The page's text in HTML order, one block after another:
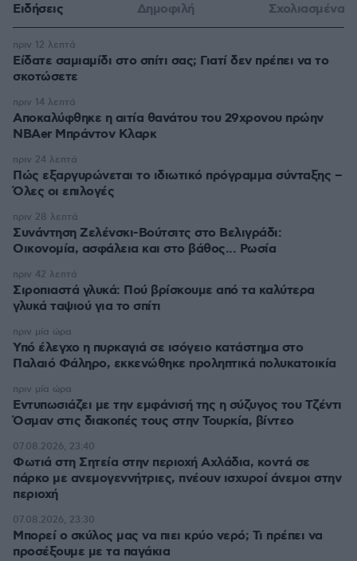
Ειδήσεις Δημοφιλή Σχολιασμένα
Είδατε σαμιαμίδι στο σπίτι σας; Γιατί δεν πρέπει να το
σκοτώσετε
πριν 12 λεπτά
Αποκαλύφθηκε η αιτία θανάτου του 29χρονου πρώην
NBAer Μπράντον Κλαρκ
πριν 14 λεπτά
Πώς εξαργυρώνεται το ιδιωτικό πρόγραμμα σύνταξης –
Όλες οι επιλογές
πριν 24 λεπτά
Συνάντηση Ζελένσκι-Βούτσιτς στο Βελιγράδι:
Οικονομία, ασφάλεια και στο βάθος... Ρωσία
πριν 28 λεπτά
Σιροπιαστά γλυκά: Πού βρίσκουμε από τα καλύτερα
γλυκά ταψιού για το σπίτι
πριν 42 λεπτά
Υπό έλεγχο η πυρκαγιά σε ισόγειο κατάστημα στο
Παλαιό Φάληρο, εκκενώθηκε προληπτικά πολυκατοικία
πριν μία ώρα
Εντυπωσιάζει με την εμφάνισή της η σύζυγος του Τζέντι
Όσμαν στις διακοπές τους στην Τουρκία, βίντεο
πριν μία ώρα
Φωτιά στη Σητεία στην περιοχή Αχλάδια, κοντά σε
πάρκο με ανεμογεννήτριες, πνέουν ισχυροί άνεμοι στην
περιοχή
07.08.2026, 23:40
Μπορεί ο σκύλος μας να πιει κρύο νερό; Τι πρέπει να
προσέξουμε με τα παγάκια
07.08.2026, 23:30